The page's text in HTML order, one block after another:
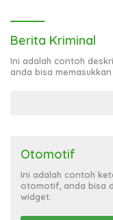
Berita Kriminal
Ini adalah contoh
anda bisa
Otomotif
Ini adalah contoh
otomotif, anda bisa
widget.